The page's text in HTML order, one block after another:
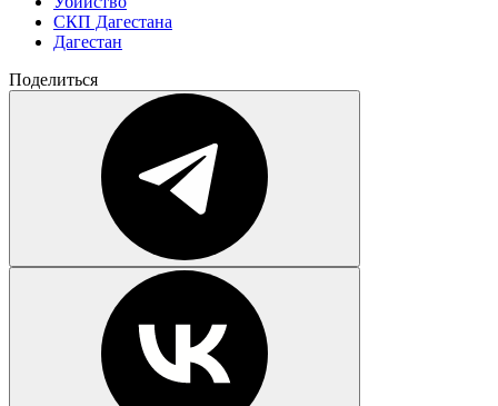
СКП Дагестана
Дагестан
Поделиться